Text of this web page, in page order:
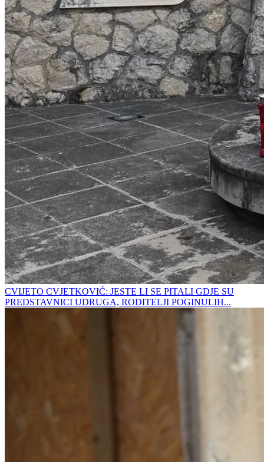
CVIJETO CVJETKOVIĆ: JESTE LI SE PITALI GDJE SU
PREDSTAVNICI UDRUGA, RODITELJI POGINULIH...